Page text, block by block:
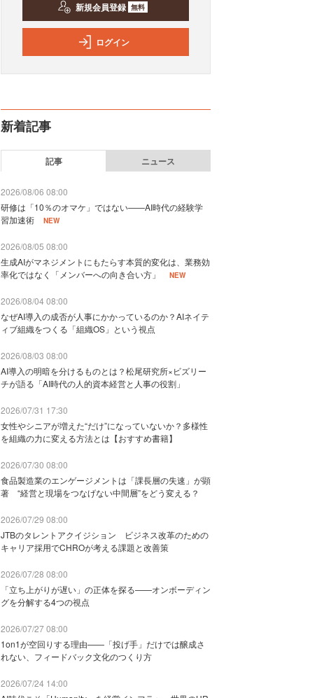
新規会員登録 無料
ログイン
新着記事
記事 ニュース
2026/08/06 08:00
研修は「10％のオマケ」ではない——AI時代の経験学
習加速術
NEW
2026/08/05 08:00
生成AIがマネジメントにもたらす本質的変化は、業務効
率化ではなく「メンバーへの向き合い方」
NEW
2026/08/04 08:00
なぜAI導入の成否が人事にかかっているのか？AIネイテ
ィブ組織をつくる「組織OS」という視点
2026/08/03 08:00
AI導入の明暗を分けるものとは？松尾研究所×ビズリー
チが語る「AI時代の人的資本経営と人事の役割」
2026/07/31 17:30
女性やシニアが増えた“だけ”になっていないか？多様性
を組織の力に変える方法とは【おすすめ書籍】
2026/07/30 08:00
食品製造業のエンゲージメントは「課長層の失速」が顕
著 “経営と現場をつなげない中間層”をどう変える？
2026/07/29 08:00
JTBのタレントアクイジション ビジネス改革のための
キャリア採用でCHROが考える課題と改善策
2026/07/28 08:00
「立ち上がりが遅い」の正体を探る——オンボーディン
グを分解する4つの視点
2026/07/27 08:00
1on1が空回りする理由——「投げ手」だけでは醸成さ
れない、フィードバック文化のつくり方
2026/07/24 14:00